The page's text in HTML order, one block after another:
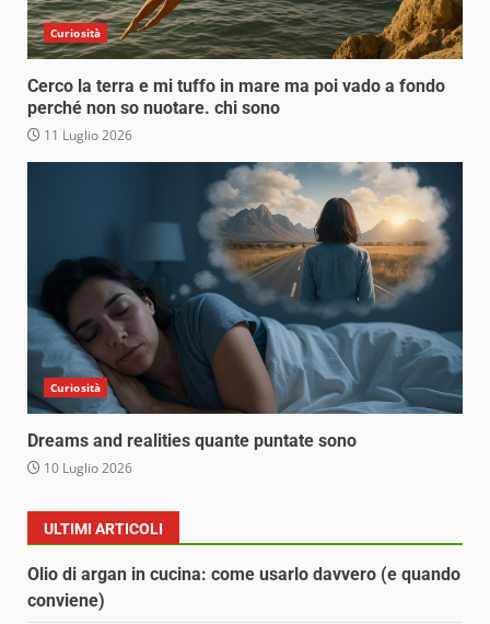
Curiosità
Cerco la terra e mi tuffo in mare ma poi vado a fondo
perché non so nuotare. chi sono
11 Luglio 2026
Curiosità
Dreams and realities quante puntate sono
10 Luglio 2026
ULTIMI ARTICOLI
Olio di argan in cucina: come usarlo davvero (e quando
conviene)